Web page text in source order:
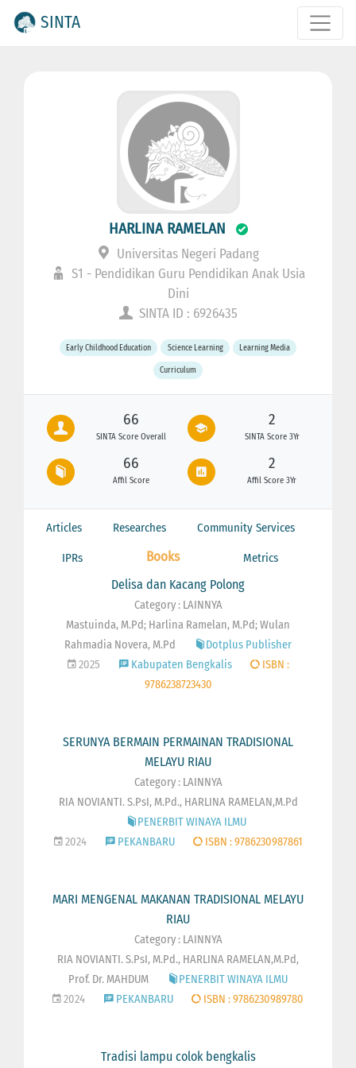
SINTA
HARLINA RAMELAN
Universitas Negeri Padang
S1 - Pendidikan Guru Pendidikan Anak Usia
Dini
SINTA ID : 6926435
Early Childhood Education Science Learning Learning Media
Curriculum
66
SINTA Score Overall
2
SINTA Score 3Yr
66
Affil Score
2
Affil Score 3Yr
Articles Researches Community Services
IPRs Books Metrics
Delisa dan Kacang Polong
Category : LAINNYA
Mastuinda, M.Pd; Harlina Ramelan, M.Pd; Wulan
Rahmadia Novera, M.Pd
Dotplus Publisher
2025
Kabupaten Bengkalis
ISBN :
9786238723430
SERUNYA BERMAIN PERMAINAN TRADISIONAL
MELAYU RIAU
Category : LAINNYA
RIA NOVIANTI. S.PsI, M.Pd., HARLINA RAMELAN,M.Pd
PENERBIT WINAYA ILMU
2024
PEKANBARU ISBN : 9786230987861
MARI MENGENAL MAKANAN TRADISIONAL MELAYU
RIAU
Category : LAINNYA
RIA NOVIANTI. S.PsI, M.Pd., HARLINA RAMELAN,M.Pd,
Prof. Dr. MAHDUM
PENERBIT WINAYA ILMU
2024
PEKANBARU ISBN : 9786230989780
Tradisi lampu colok bengkalis